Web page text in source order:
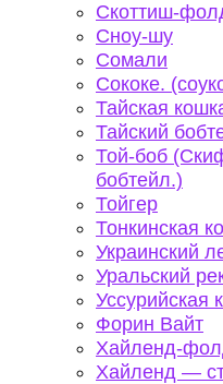
Скоттиш-
Сноу-шу
Сомали
Сококе.
Тайская
Тайский
Той-боб
бобтейл.)
Тойгер
Тонкинская
Украинский
Уральский
Уссурийская
Форин Вайт
Хайленд-
Хайленд —